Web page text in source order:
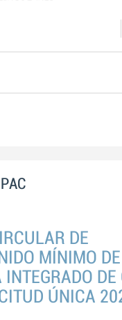
DE
MÍNIMO
DE
ÚNICA